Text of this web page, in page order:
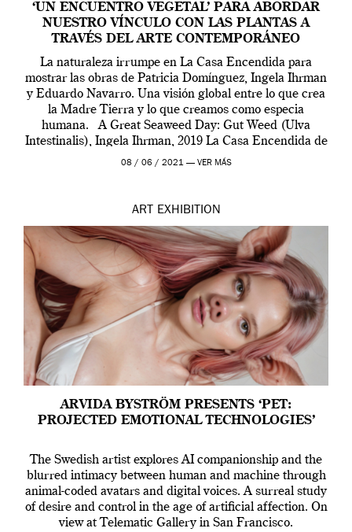
‘UN ENCUENTRO VEGETAL’ PARA ABORDAR
NUESTRO VÍNCULO CON LAS PLANTAS A
TRAVÉS DEL ARTE CONTEMPORÁNEO
La naturaleza irrumpe en La Casa Encendida para
mostrar las obras de Patricia Domínguez, Ingela Ihrman
y Eduardo Navarro. Una visión global entre lo que crea
la Madre Tierra y lo que creamos como especia
humana. A Great Seaweed Day: Gut Weed (Ulva
Intestinalis), Ingela Ihrman, 2019 La Casa Encendida de
Madrid y la Wellcome […]
08 / 06 / 2021 — VER MÁS
ART EXHIBITION
ARVIDA BYSTRÖM PRESENTS ‘PET:
PROJECTED EMOTIONAL TECHNOLOGIES’
The Swedish artist explores AI companionship and the
blurred intimacy between human and machine through
animal-coded avatars and digital voices. A surreal study
of desire and control in the age of artificial affection. On
view at Telematic Gallery in San Francisco.